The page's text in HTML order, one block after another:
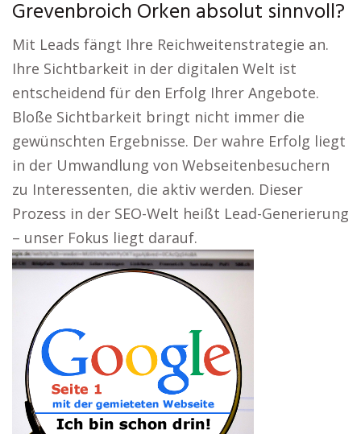
Grevenbroich Orken absolut sinnvoll?
Mit Leads fängt Ihre Reichweitenstrategie an.
Ihre Sichtbarkeit in der digitalen Welt ist
entscheidend für den Erfolg Ihrer Angebote.
Bloße Sichtbarkeit bringt nicht immer die
gewünschten Ergebnisse. Der wahre Erfolg liegt
in der Umwandlung von Webseitenbesuchern
zu Interessenten, die aktiv werden. Dieser
Prozess in der SEO-Welt heißt Lead-Generierung
– unser Fokus liegt darauf.